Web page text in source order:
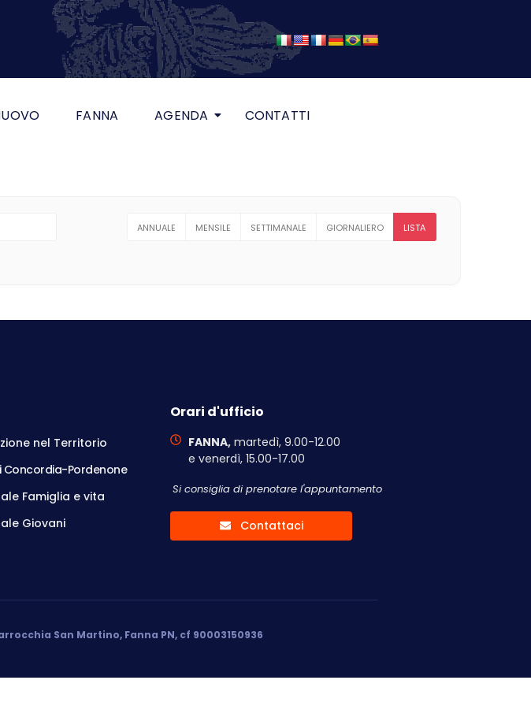
FANNA AGENDA CONTATTI
ANNUALE MENSILE SETTIMANALE GIORNALIERO LISTA
nel Territorio
Concordia-Pordenone
Famiglia e vita
Giovani
Orari d'ufficio
FANNA,martedì, 9.00-12.00
e venerdì, 15.00-17.00
Si consiglia di prenotare l'appuntamento
Contattaci
San Martino, Fanna PN, cf 90003150936